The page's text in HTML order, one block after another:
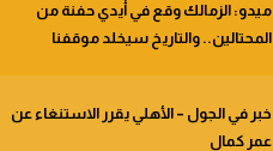
ميدو: الزمالك وقع في أيدي حفنة من
المحتالين.. والتاريخ سيخلد موقفنا
خبر في الجول – الأهلي يقرر الاستنغاء عن
عمر كمال